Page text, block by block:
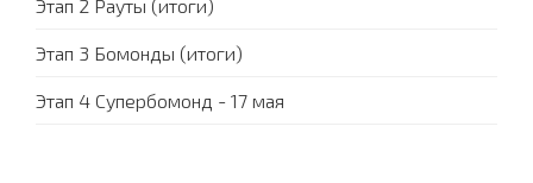
Этап 2 Рауты (итоги)
Этап 3 Бомонды (итоги)
Этап 4 Супербомонд - 17 мая